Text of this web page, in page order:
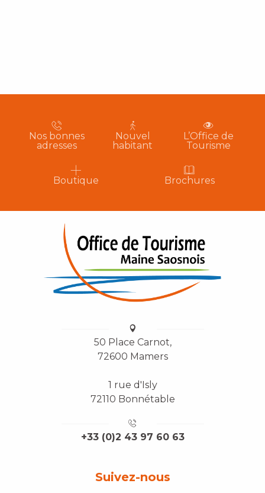
Nos bonnes
adresses
Nouvel
habitant
L’Office de
Tourisme
Boutique Brochures
50 Place Carnot,
72600 Mamers
1 rue d'Isly
72110 Bonnétable
+33 (0)2 43 97 60 63
Suivez-nous